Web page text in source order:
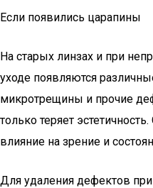
Если появились царапины
На старых линзах и при
уходе появляются
микротрещины и прочие
только теряет
влияние на зрение и
Для удаления дефектов